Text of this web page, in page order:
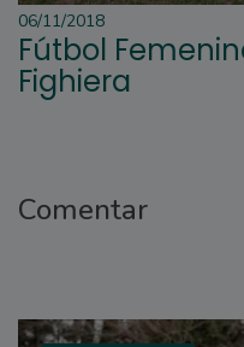
06/11/2018
Fútbol
Fighiera
Comentar